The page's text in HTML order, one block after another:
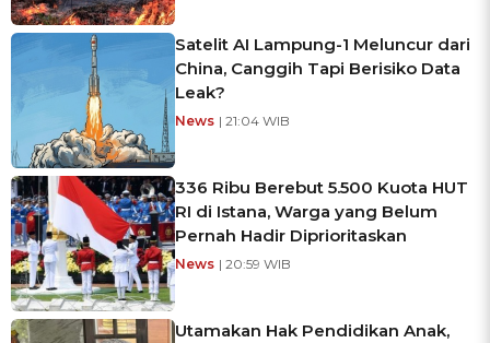
Satelit AI Lampung-1 Meluncur dari
China, Canggih Tapi Berisiko Data
Leak?
News | 21:04 WIB
336 Ribu Berebut 5.500 Kuota HUT
RI di Istana, Warga yang Belum
Pernah Hadir Diprioritaskan
News | 20:59 WIB
Utamakan Hak Pendidikan Anak,